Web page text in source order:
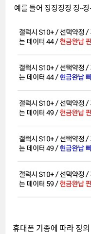
예를 들어 징징징징 징~징
휴대폰 기종에 따라 징의